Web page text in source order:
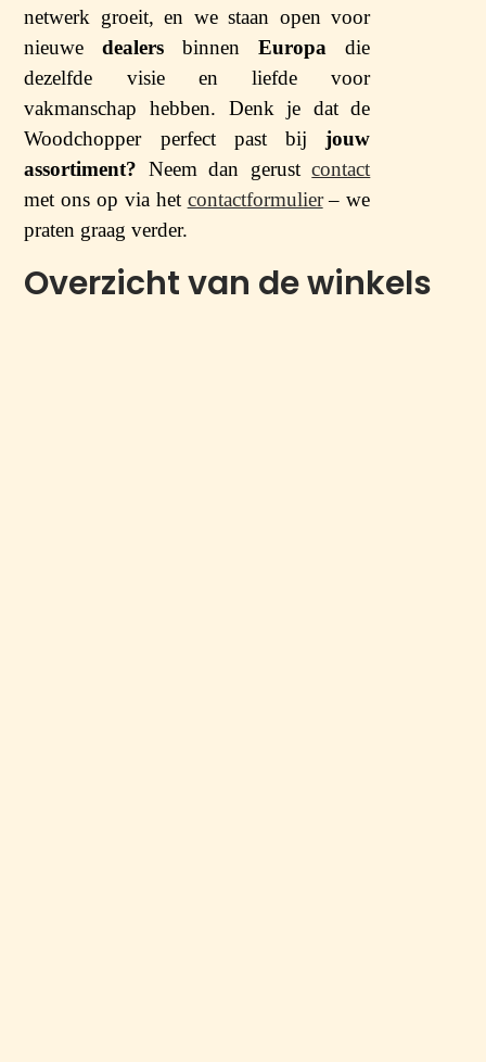
netwerk groeit, en we staan open voor
nieuwedealers binnenEuropa die
dezelfde visie en liefde voor
vakmanschap hebben. Denk je dat de
Woodchopper perfect past bijjouw
assortiment? Neem dan gerustcontact
met ons op via het contactformulier– we
praten graag verder.
Overzicht van de winkels